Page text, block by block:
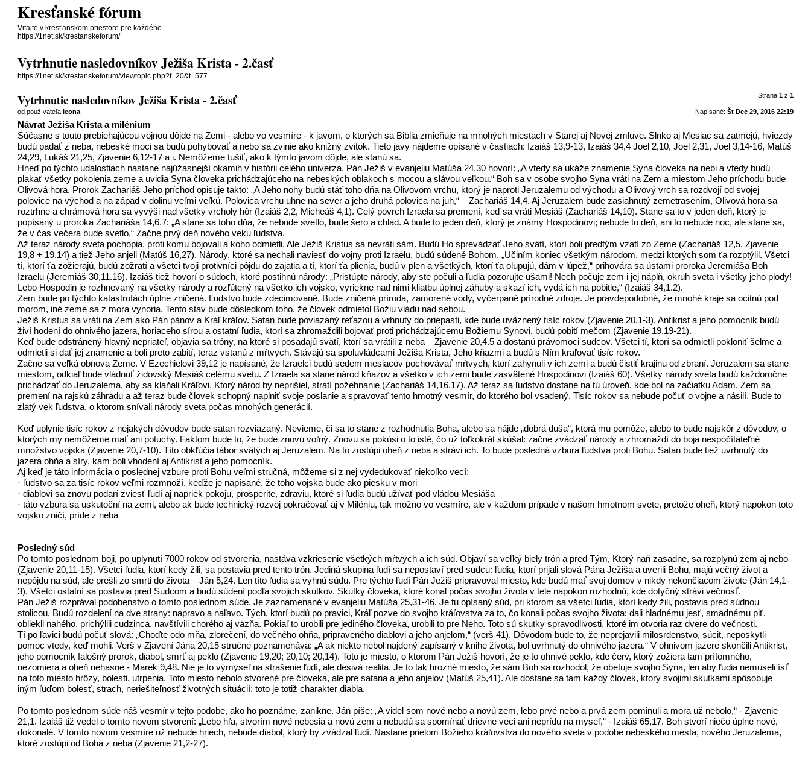
Kresťanské fórum
Vitajte v kresťanskom priestore pre každého.
https://1net.sk/krestanskeforum/
Vytrhnutie nasledovníkov Ježiša Krista - 2.časť
https://1net.sk/krestanskeforum/viewtopic.php?f=20&t=577
Strana 1z 1
Vytrhnutie nasledovníkov Ježiša Krista - 2.časť
Napísané: Št Dec 29, 2016 22:19
od používateľaleona
Návrat Ježiša Krista a milénium
Súčasne s touto prebiehajúcou vojnou dôjde na Zemi - alebo vo vesmíre - k javom, o ktorých sa Biblia zmieňuje na mnohých miestach v Starej aj Novej zmluve. Slnko aj Mesiac sa zatmejú, hviezdy
budú padať z neba, nebeské moci sa budú pohybovať a nebo sa zvinie ako knižný zvitok. Tieto javy nájdeme opísané v častiach: Izaiáš 13,9-13, Izaiáš 34,4 Joel 2,10, Joel 2,31, Joel 3,14-16, Matúš
24,29, Lukáš 21,25, Zjavenie 6,12-17 a i. Nemôžeme tušiť, ako k týmto javom dôjde, ale stanú sa.
Hneď po týchto udalostiach nastane najúžasnejší okamih v histórii celého univerza. Pán Ježiš v evanjeliu Matúša 24,30 hovorí: „A vtedy sa ukáže znamenie Syna človeka na nebi a vtedy budú
plakať všetky pokolenia zeme a uvidia Syna človeka prichádzajúceho na nebeských oblakoch s mocou a slávou veľkou.“ Boh sa v osobe svojho Syna vráti na Zem a miestom Jeho príchodu bude
Olivová hora. Prorok Zachariáš Jeho príchod opisuje takto: „A Jeho nohy budú stáť toho dňa na Olivovom vrchu, ktorý je naproti Jeruzalemu od východu a Olivový vrch sa rozdvojí od svojej
polovice na východ a na západ v dolinu veľmi veľkú. Polovica vrchu uhne na sever a jeho druhá polovica na juh,“ – Zachariáš 14,4. Aj Jeruzalem bude zasiahnutý zemetrasením, Olivová hora sa
roztrhne a chrámová hora sa vyvýši nad všetky vrcholy hôr (Izaiáš 2,2, Micheáš 4,1). Celý povrch Izraela sa premení, keď sa vráti Mesiáš (Zachariáš 14,10). Stane sa to v jeden deň, ktorý je
popísaný u proroka Zachariáša 14,6.7: „A stane sa toho dňa, že nebude svetlo, bude šero a chlad. A bude to jeden deň, ktorý je známy Hospodinovi; nebude to deň, ani to nebude noc, ale stane sa,
že v čas večera bude svetlo.“ Začne prvý deň nového veku ľudstva.
Až teraz národy sveta pochopia, proti komu bojovali a koho odmietli. Ale Ježiš Kristus sa nevráti sám. Budú Ho sprevádzať Jeho svätí, ktorí boli predtým vzatí zo Zeme (Zachariáš 12,5, Zjavenie
19,8 + 19,14) a tiež Jeho anjeli (Matúš 16,27). Národy, ktoré sa nechali naviesť do vojny proti Izraelu, budú súdené Bohom. „Učiním koniec všetkým národom, medzi ktorých som ťa rozptýlil. Všetci
tí, ktorí ťa zožierajú, budú zožratí a všetci tvoji protivníci pôjdu do zajatia a tí, ktorí ťa plienia, budú v plen a všetkých, ktorí ťa olupujú, dám v lúpež,“ prihovára sa ústami proroka Jeremiáša Boh
Izraelu (Jeremiáš 30,11.16). Izaiáš tiež hovorí o súdoch, ktoré postihnú národy: „Pristúpte národy, aby ste počuli a ľudia pozorujte ušami! Nech počuje zem i jej náplň, okruh sveta i všetky jeho plody!
Lebo Hospodin je rozhnevaný na všetky národy a rozľútený na všetko ich vojsko, vyriekne nad nimi kliatbu úplnej záhuby a skazí ich, vydá ich na pobitie,“ (Izaiáš 34,1.2).
Zem bude po týchto katastrofách úplne zničená. Ľudstvo bude zdecimované. Bude zničená príroda, zamorené vody, vyčerpané prírodné zdroje. Je pravdepodobné, že mnohé kraje sa ocitnú pod
morom, iné zeme sa z mora vynoria. Tento stav bude dôsledkom toho, že človek odmietol Božiu vládu nad sebou.
Ježiš Kristus sa vráti na Zem ako Pán pánov a Kráľ kráľov. Satan bude poviazaný reťazou a vrhnutý do priepasti, kde bude uväznený tisíc rokov (Zjavenie 20,1-3). Antikrist a jeho pomocník budú
živí hodení do ohnivého jazera, horiaceho sírou a ostatní ľudia, ktorí sa zhromaždili bojovať proti prichádzajúcemu Božiemu Synovi, budú pobití mečom (Zjavenie 19,19-21).
Keď bude odstránený hlavný nepriateľ, objavia sa tróny, na ktoré si posadajú svätí, ktorí sa vrátili z neba – Zjavenie 20,4.5 a dostanú právomoci sudcov. Všetci tí, ktorí sa odmietli pokloniť šelme a
odmietli si dať jej znamenie a boli preto zabití, teraz vstanú z mŕtvych. Stávajú sa spoluvládcami Ježiša Krista, Jeho kňazmi a budú s Ním kraľovať tisíc rokov.
Začne sa veľká obnova Zeme. V Ezechielovi 39,12 je napísané, že Izraelci budú sedem mesiacov pochovávať mŕtvych, ktorí zahynuli v ich zemi a budú čistiť krajinu od zbraní. Jeruzalem sa stane
miestom, odkiaľ bude vládnuť židovský Mesiáš celému svetu. Z Izraela sa stane národ kňazov a všetko v ich zemi bude zasvätené Hospodinovi (Izaiáš 60). Všetky národy sveta budú každoročne
prichádzať do Jeruzalema, aby sa klaňali Kráľovi. Ktorý národ by neprišiel, stratí požehnanie (Zachariáš 14,16.17). Až teraz sa ľudstvo dostane na tú úroveň, kde bol na začiatku Adam. Zem sa
premení na rajskú záhradu a až teraz bude človek schopný naplniť svoje poslanie a spravovať tento hmotný vesmír, do ktorého bol vsadený. Tisíc rokov sa nebude počuť o vojne a násilí. Bude to
zlatý vek ľudstva, o ktorom snívali národy sveta počas mnohých generácií.
Keď uplynie tisíc rokov z nejakých dôvodov bude satan rozviazaný. Nevieme, či sa to stane z rozhodnutia Boha, alebo sa nájde „dobrá duša“, ktorá mu pomôže, alebo to bude najskôr z dôvodov, o
ktorých my nemôžeme mať ani potuchy. Faktom bude to, že bude znovu voľný. Znovu sa pokúsi o to isté, čo už toľkokrát skúšal: začne zvádzať národy a zhromaždí do boja nespočítateľné
množstvo vojska (Zjavenie 20,7-10). Títo obkľúčia tábor svätých aj Jeruzalem. Na to zostúpi oheň z neba a strávi ich. To bude posledná vzbura ľudstva proti Bohu. Satan bude tiež uvrhnutý do
jazera ohňa a síry, kam boli vhodení aj Antikrist a jeho pomocník.
Aj keď je táto informácia o poslednej vzbure proti Bohu veľmi stručná, môžeme si z nej vydedukovať niekoľko vecí:
· ľudstvo sa za tisíc rokov veľmi rozmnoží, keďže je napísané, že toho vojska bude ako piesku v mori
· diablovi sa znovu podarí zviesť ľudí aj napriek pokoju, prosperite, zdraviu, ktoré si ľudia budú užívať pod vládou Mesiáša
· táto vzbura sa uskutoční na zemi, alebo ak bude technický rozvoj pokračovať aj v Miléniu, tak možno vo vesmíre, ale v každom prípade v našom hmotnom svete, pretože oheň, ktorý napokon toto
vojsko zničí, príde z neba
Posledný súd
Po tomto poslednom boji, po uplynutí 7000 rokov od stvorenia, nastáva vzkriesenie všetkých mŕtvych a ich súd. Objaví sa veľký biely trón a pred Tým, Ktorý naň zasadne, sa rozplynú zem aj nebo
(Zjavenie 20,11-15). Všetci ľudia, ktorí kedy žili, sa postavia pred tento trón. Jediná skupina ľudí sa nepostaví pred sudcu: ľudia, ktorí prijali slová Pána Ježiša a uverili Bohu, majú večný život a
nepôjdu na súd, ale prešli zo smrti do života – Ján 5,24. Len títo ľudia sa vyhnú súdu. Pre týchto ľudí Pán Ježiš pripravoval miesto, kde budú mať svoj domov v nikdy nekončiacom živote (Ján 14,1-
3). Všetci ostatní sa postavia pred Sudcom a budú súdení podľa svojich skutkov. Skutky človeka, ktoré konal počas svojho života v tele napokon rozhodnú, kde dotyčný strávi večnosť.
Pán Ježiš rozprával podobenstvo o tomto poslednom súde. Je zaznamenané v evanjeliu Matúša 25,31-46. Je tu opísaný súd, pri ktorom sa všetci ľudia, ktorí kedy žili, postavia pred súdnou
stolicou. Budú rozdelení na dve strany: napravo a naľavo. Tých, ktorí budú po pravici, Kráľ pozve do svojho kráľovstva za to, čo konali počas svojho života: dali hladnému jesť, smädnému piť,
obliekli nahého, prichýlili cudzinca, navštívili chorého aj väzňa. Pokiaľ to urobili pre jediného človeka, urobili to pre Neho. Toto sú skutky spravodlivosti, ktoré im otvoria raz dvere do večnosti.
Tí po ľavici budú počuť slová: „Choďte odo mňa, zlorečení, do večného ohňa, pripraveného diablovi a jeho anjelom,“ (verš 41). Dôvodom bude to, že neprejavili milosrdenstvo, súcit, neposkytli
pomoc vtedy, keď mohli. Verš v Zjavení Jána 20,15 stručne poznamenáva: „A ak niekto nebol najdený zapísaný v knihe života, bol uvrhnutý do ohnivého jazera.“ V ohnivom jazere skončili Antikrist,
jeho pomocník falošný prorok, diabol, smrť aj peklo (Zjavenie 19,20; 20,10; 20,14). Toto je miesto, o ktorom Pán Ježiš hovorí, že je to ohnivé peklo, kde červ, ktorý zožiera tam prítomného,
nezomiera a oheň nehasne - Marek 9,48. Nie je to výmyseľ na strašenie ľudí, ale desivá realita. Je to tak hrozné miesto, že sám Boh sa rozhodol, že obetuje svojho Syna, len aby ľudia nemuseli ísť
na toto miesto hrôzy, bolesti, utrpenia. Toto miesto nebolo stvorené pre človeka, ale pre satana a jeho anjelov (Matúš 25,41). Ale dostane sa tam každý človek, ktorý svojimi skutkami spôsobuje
iným ľuďom bolesť, strach, neriešiteľnosť životných situácií; toto je totiž charakter diabla.
Po tomto poslednom súde náš vesmír v tejto podobe, ako ho poznáme, zanikne. Ján píše: „A videl som nové nebo a novú zem, lebo prvé nebo a prvá zem pominuli a mora už nebolo,“ - Zjavenie
21,1. Izaiáš tiž vedel o tomto novom stvorení: „Lebo hľa, stvorím nové nebesia a novú zem a nebudú sa spomínať drievne veci ani neprídu na myseľ,“ - Izaiáš 65,17. Boh stvorí niečo úplne nové,
dokonalé. V tomto novom vesmíre už nebude hriech, nebude diabol, ktorý by zvádzal ľudí. Nastane prielom Božieho kráľovstva do nového sveta v podobe nebeského mesta, nového Jeruzalema,
ktoré zostúpi od Boha z neba (Zjavenie 21,2-27).